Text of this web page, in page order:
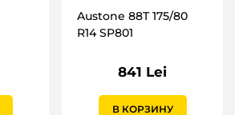
Austone 88T 175/80
R14 SP801
841 Lei
В КОРЗИНУ